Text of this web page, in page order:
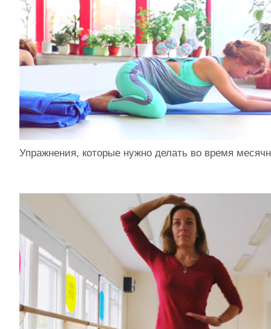
Упражнения, которые нужно делать во время